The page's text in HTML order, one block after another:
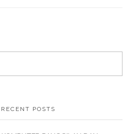
RECENT POSTS